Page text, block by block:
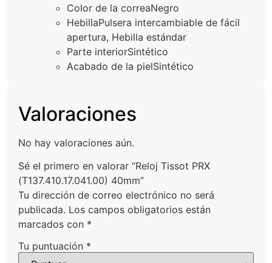
Color de la correaNegro
HebillaPulsera intercambiable de fácil
apertura, Hebilla estándar
Parte interiorSintético
Acabado de la pielSintético
Valoraciones
No hay valoraciones aún.
Sé el primero en valorar “Reloj Tissot PRX
(T137.410.17.041.00) 40mm”
Tu dirección de correo electrónico no será
publicada. Los campos obligatorios están
marcados con *
Tu puntuación *